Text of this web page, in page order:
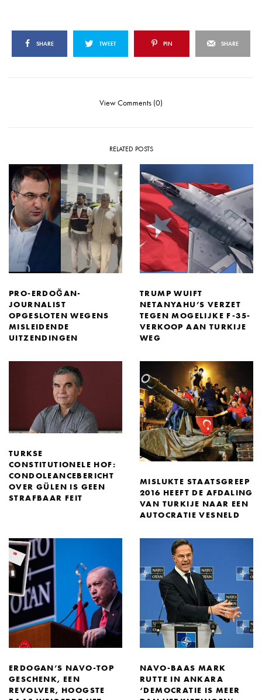
SHARE TWEET PIN SHARE
View Comments (0)
RELATED POSTS
PRO-ERDOĞAN-
JOURNALIST
OPGESLOTEN WEGENS
MISLEIDENDE
UITZENDINGEN
TRUMP WUIFT
NETANYAHU’S VERZET
TEGEN MOGELIJKE F-35-
VERKOOP AAN TURKIJE
WEG
TURKSE
CONSTITUTIONELE HOF:
CONDOLEANCEBERICHT
OVER GÜLEN IS GEEN
STRAFBAAR FEIT
MISLUKTE STAATSGREEP
2016 HEEFT DE AFDALING
VAN TURKIJE NAAR EEN
AUTOCRATIE VESNELD
ERDOGAN’S NAVO-TOP
GESCHENK, EEN
REVOLVER, HOOGSTE
NAVO-BAAS MARK
RUTTE IN ANKARA
‘DEMOCRATIE IS MEER